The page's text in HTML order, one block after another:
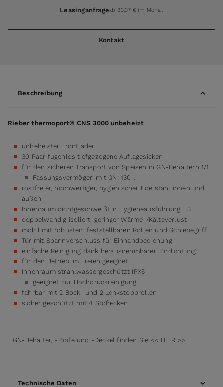
Leasinganfrageab 83,37 € im Monat
Kontakt
Beschreibung
Rieber thermoport® CNS 3000 unbeheizt
unbeheizter Frontlader
30 Paar fugenlos tiefgezogene Auflagesicken
für den sicheren Transport von Speisen in GN-Behältern 1/1
Fassungsvermögen mit GN: 130 l
rostfreier, hochwertiger, hygienischer Edelstahl innen und
außen
Innenraum dichtgeschweißt in Hygieneausführung H3
doppelwandig isoliert, geringer Wärme-/Kälteverlust
mobil mit robusten, feststellbaren Rollen und Schiebegriff
Tür mit Spannverschluss für Einhandbedienung
einfache Reinigung dank herausnehmbarer Türdichtung
für den Betrieb im Freien geeignet
Innenraum strahlwassergeschützt IPX5
geeignet zur Hochdruckreinigung
fahrbar mit 2 Bock- und 2 Lenkstopprollen
sicher geschützt mit 4 Stoßecken
GN-Behälter, -Töpfe und -Deckel finden Sie << HIER >>
Technische Daten